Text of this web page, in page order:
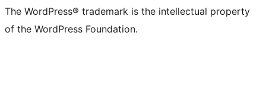
The WordPress® trademark is the intellectual property
of the WordPress Foundation.